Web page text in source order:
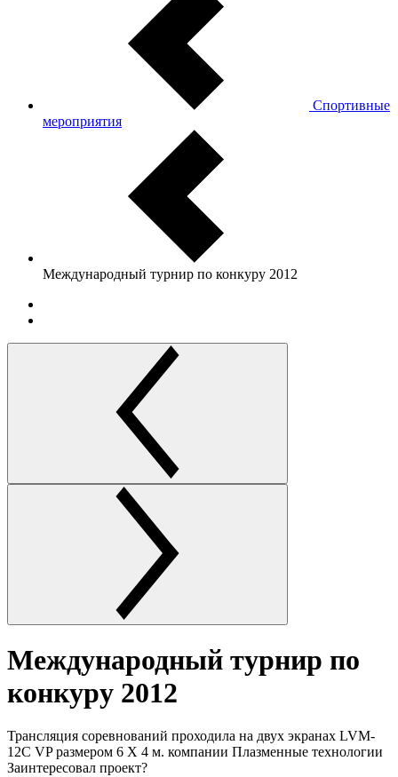
Спортивные
мероприятия
Международный турнир по конкуру 2012
Международный турнир по
конкуру 2012
Трансляция соревнований проходила на двух экранах LVM-
12C VP размером 6 Х 4 м. компании Плазменные технологии
Заинтересовал проект?